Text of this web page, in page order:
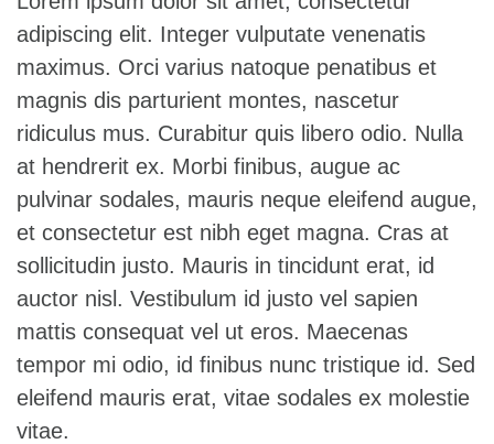
adipiscing elit. Integer vulputate venenatis
maximus. Orci varius natoque penatibus et
magnis dis parturient montes, nascetur
ridiculus mus. Curabitur quis libero odio. Nulla
at hendrerit ex. Morbi finibus, augue ac
pulvinar sodales, mauris neque eleifend augue,
et consectetur est nibh eget magna. Cras at
sollicitudin justo. Mauris in tincidunt erat, id
auctor nisl. Vestibulum id justo vel sapien
mattis consequat vel ut eros. Maecenas
tempor mi odio, id finibus nunc tristique id. Sed
eleifend mauris erat, vitae sodales ex molestie
vitae.